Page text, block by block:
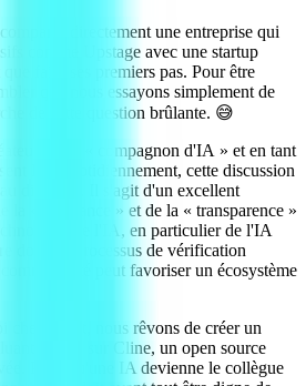
directement une entreprise qui
comme Upstage avec une startup
faire ses premiers pas. Pour être
que nous essayons simplement de
de cette question brûlante. 😅
d'un « compagnon d'IA » et en tant
l'IA quotidiennement, cette discussion
différent. Il s'agit d'un excellent
la « confiance » et de la « transparence »
de l'IA, en particulier de l'IA
dont un processus de vérification
peut favoriser un écosystème
chez Caret, nous rêvons de créer un
» basé sur Cline, un open source
Pour qu'une IA devienne le collègue